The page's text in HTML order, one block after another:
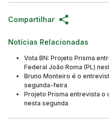
Compartilhar
Notícias Relacionadas
Vota BN: Projeto Prisma
Federal João Roma (PL)
Bruno Monteiro é o
segunda-feira
Projeto Prisma entrevista o
nesta segunda